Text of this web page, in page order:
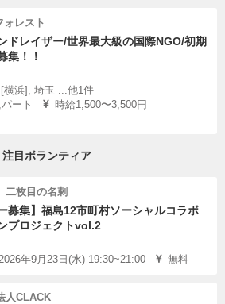
ォレスト
ドレイザー/世界最大級の国際NGO/初期
集！！
横浜], 埼玉 ...他1件
ート
時給1,500〜3,500円
注目ボランティア
枚目の名刺
募集】福島12市町村ソーシャルコラボ
プロジェクトvol.2
年9月23日(水) 19:30~21:00 無料
人CLACK